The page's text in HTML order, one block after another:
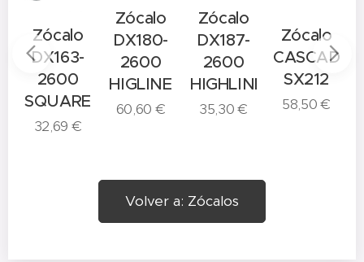
Zócalo
DX163-
2600
SQUARE
32,69 €
Zócalo
DX180-
2600
HIGLINE
60,60 €
Zócalo
DX187-
2600
HIGHLINE
35,30€
Zócalo
CASCADE
SX212
58,50€
Volver a: Zócalos